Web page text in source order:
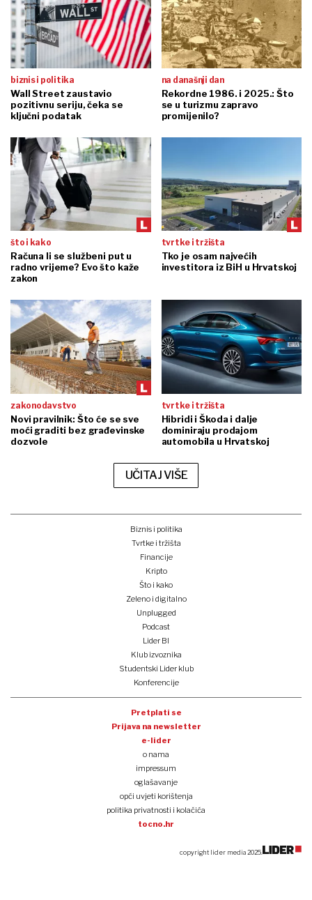
biznis i politika
Wall Street zaustavio
pozitivnu seriju, čeka se
ključni podatak
na današnji dan
Rekordne 1986. i 2025.: Što
se u turizmu zapravo
promijenilo?
što i kako
Računa li se službeni put u
radno vrijeme? Evo što kaže
zakon
tvrtke i tržišta
Tko je osam najvećih
investitora iz BiH u Hrvatskoj
zakonodavstvo
Novi pravilnik: Što će se sve
moći graditi bez građevinske
dozvole
tvrtke i tržišta
Hibridi i Škoda i dalje
dominiraju prodajom
automobila u Hrvatskoj
UČITAJ VIŠE
Biznis i politika
Tvrtke i tržišta
Financije
Kripto
Što i kako
Zeleno i digitalno
Unplugged
Podcast
Lider BI
Klub izvoznika
Studentski Lider klub
Konferencije
Pretplati se
Prijava na newsletter
e-lider
o nama
impressum
oglašavanje
opći uvjeti korištenja
politika privatnosti i kolačića
tocno.hr
copyright lider media 2025.